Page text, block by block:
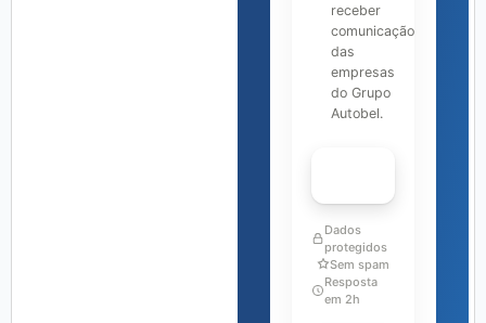
receber
comunicação
das
empresas
do Grupo
Autobel.
Dados
protegidos
Sem spam
Resposta
em 2h